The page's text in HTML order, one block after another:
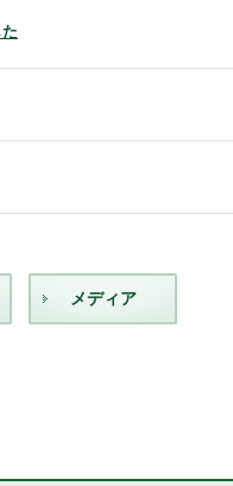
メディア